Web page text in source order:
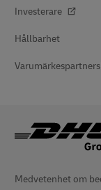
Investerare
Hållbarhet
Medvetenhet om